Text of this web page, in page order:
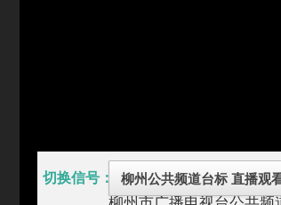
切换信号：